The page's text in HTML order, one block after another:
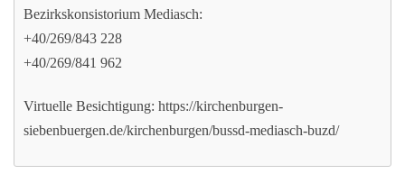
Bezirkskonsistorium Mediasch:
+40/269/843 228
+40/269/841 962
Virtuelle Besichtigung: https://kirchenburgen-
siebenbuergen.de/kirchenburgen/bussd-mediasch-buzd/